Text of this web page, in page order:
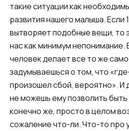
такие ситуации как
развития нашего малыша. Если
вытворяет подобные вещи, то
нас как минимум непонимание.
человек делает все то же
задумываешься о том, что
произошел сбой, вероятно». И
не можешь ему позволить
конечно же, просто в целом
сожаление что-ли. Что-то про